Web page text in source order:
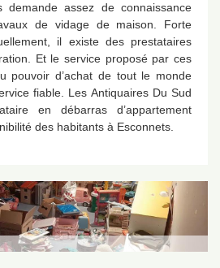
assez de connaissance
de vidage de maison. Forte
il existe des prestataires
Et le service proposé par ces
pouvoir d’achat de tout le monde
fiable. Les Antiquaires Du Sud
en débarras d’appartement
des habitants à Esconnets.